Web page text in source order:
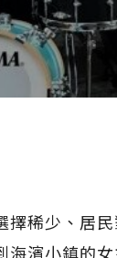
稀少、居
濱小鎮的